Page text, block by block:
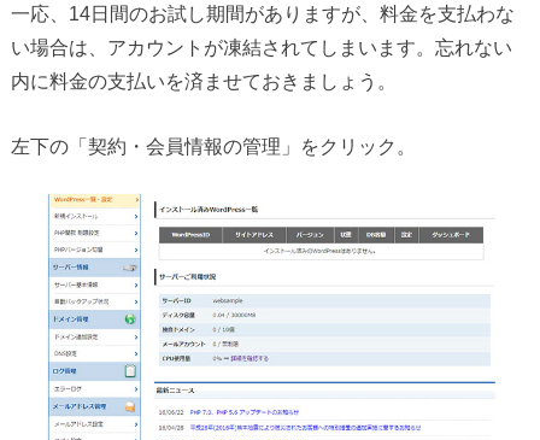
一応、14日間のお試し期間がありますが、料金を支払わな
い場合は、アカウントが凍結されてしまいます。忘れない
内に料金の支払いを済ませておきましょう。
左下の「契約・会員情報の管理」をクリック。